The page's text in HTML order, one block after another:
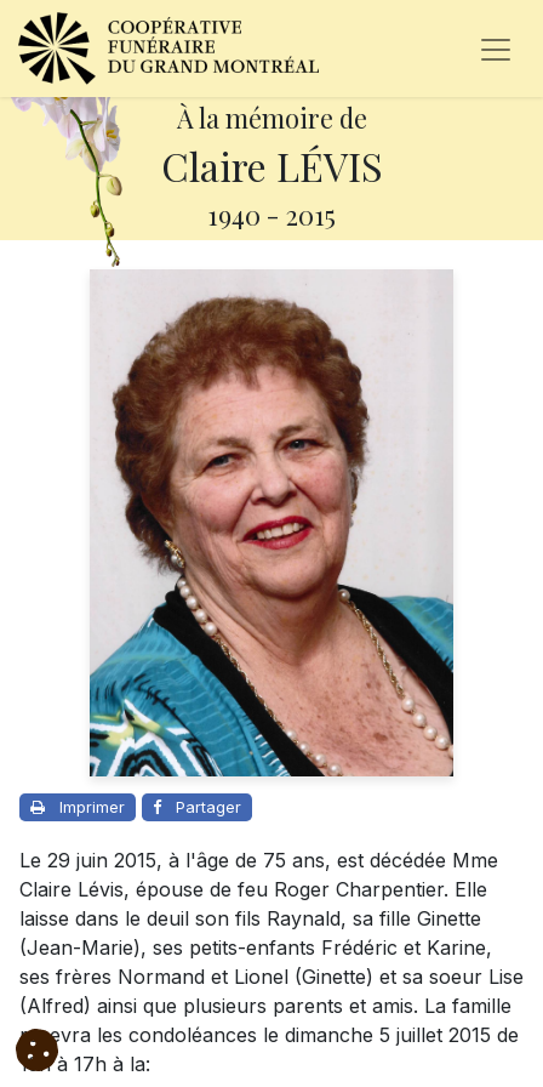
À la mémoire de
Claire LÉVIS
1940 - 2015
Imprimer Partager
Le 29 juin 2015, à l'âge de 75 ans, est décédée Mme
Claire Lévis, épouse de feu Roger Charpentier. Elle
laisse dans le deuil son fils Raynald, sa fille Ginette
(Jean-Marie), ses petits-enfants Frédéric et Karine,
ses frères Normand et Lionel (Ginette) et sa soeur Lise
(Alfred) ainsi que plusieurs parents et amis. La famille
recevra les condoléances le dimanche 5 juillet 2015 de
13h à 17h à la: